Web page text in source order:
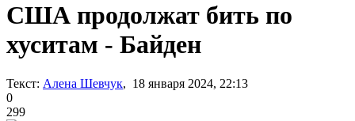
США продолжат бить по
хуситам - Байден
Текст: Алена Шевчук, 18 января 2024, 22:13
0
299